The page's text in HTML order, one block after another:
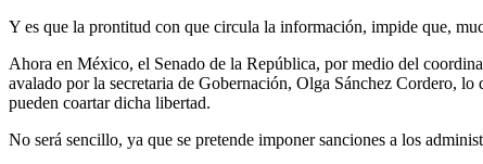
Y es que la prontitud con que circula la información, impide que,
Ahora en México, el Senado de la República, por medio del
avalado por la secretaria de Gobernación, Olga Sánchez Cordero,
pueden coartar dicha libertad.
No será sencillo, ya que se pretende imponer sanciones a los